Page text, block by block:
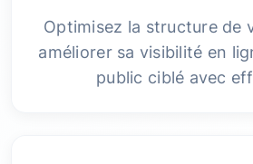
Optimisez la structure de
améliorer sa visibilité en
public ciblé avec